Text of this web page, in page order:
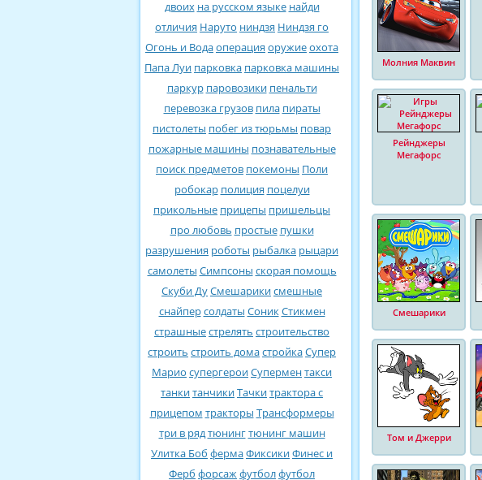
двоих на русском языке найди
отличия Наруто ниндзя Ниндзя го
Огонь и Водаоперация оружиеохота
Папа Луи парковка парковка машины
паркур паровозики пенальти
перевозка грузов пила пираты
пистолеты побег из тюрьмы повар
пожарные машины познавательные
поиск предметов покемоны Поли
робокар полиция поцелуи
прикольные прицепы пришельцы
про любовь простые пушки
разрушения роботы рыбалка рыцари
самолеты Симпсоны скорая помощь
Скуби ДуСмешарикисмешные
снайперсолдаты СоникСтикмен
страшныестрелять строительство
строить строить домастройкаСупер
Марио супергероиСуперментакси
танкитанчикиТачкитрактора с
прицепом тракторы Трансформеры
три в рядтюнингтюнинг машин
Улитка Боб фермаФиксикиФинес и
Ферб форсажфутболфутбол
Молния Маквин
Рейнджеры
Мегафорс
Смешарики
Том и Джерри